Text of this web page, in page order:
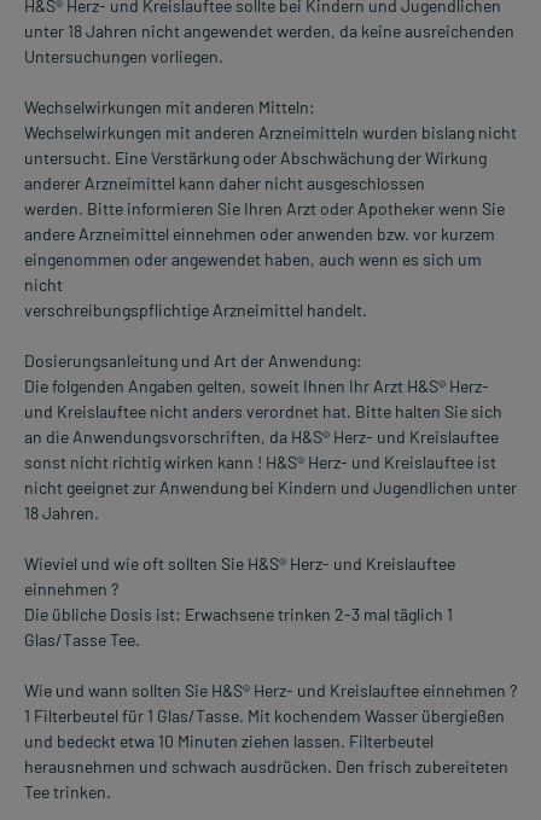
H&S® Herz- und Kreislauftee sollte bei Kindern und Jugendlichen
unter 18 Jahren nicht angewendet werden, da keine ausreichenden
Untersuchungen vorliegen.
Wechselwirkungen mit anderen Mitteln:
Wechselwirkungen mit anderen Arzneimitteln wurden bislang nicht
untersucht. Eine Verstärkung oder Abschwächung der Wirkung
anderer Arzneimittel kann daher nicht ausgeschlossen
werden. Bitte informieren Sie Ihren Arzt oder Apotheker wenn Sie
andere Arzneimittel einnehmen oder anwenden bzw. vor kurzem
eingenommen oder angewendet haben, auch wenn es sich um
nicht
verschreibungspflichtige Arzneimittel handelt.
Dosierungsanleitung und Art der Anwendung:
Die folgenden Angaben gelten, soweit Ihnen Ihr Arzt H&S® Herz-
und Kreislauftee nicht anders verordnet hat. Bitte halten Sie sich
an die Anwendungsvorschriften, da H&S® Herz- und Kreislauftee
sonst nicht richtig wirken kann ! H&S® Herz- und Kreislauftee ist
nicht geeignet zur Anwendung bei Kindern und Jugendlichen unter
18 Jahren.
Wieviel und wie oft sollten Sie H&S® Herz- und Kreislauftee
einnehmen ?
Die übliche Dosis ist: Erwachsene trinken 2-3 mal täglich 1
Glas/Tasse Tee.
Wie und wann sollten Sie H&S® Herz- und Kreislauftee einnehmen ?
1 Filterbeutel für 1 Glas/Tasse. Mit kochendem Wasser übergießen
und bedeckt etwa 10 Minuten ziehen lassen. Filterbeutel
herausnehmen und schwach ausdrücken. Den frisch zubereiteten
Tee trinken.